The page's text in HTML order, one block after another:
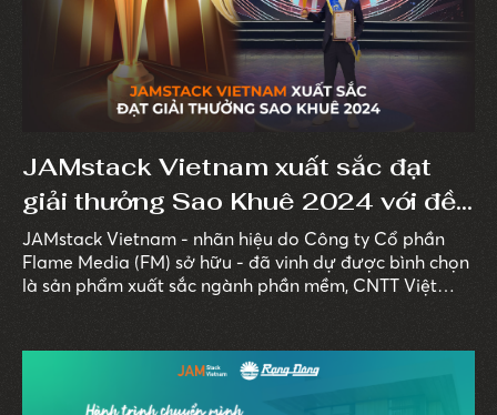
JAMstack Vietnam xuất sắc đạt
giải thưởng Sao Khuê 2024 với đề
cử “Giải pháp tư vấn phát triển
Website và hệ thống Thương mại
điện tử”
JAMstack Vietnam - nhãn hiệu do Công ty Cổ phần
Flame Media (FM) sở hữu - đã vinh dự được bình chọn
là sản phẩm xuất sắc ngành phần mềm, CNTT Việt
development and eCommerce system solutions).